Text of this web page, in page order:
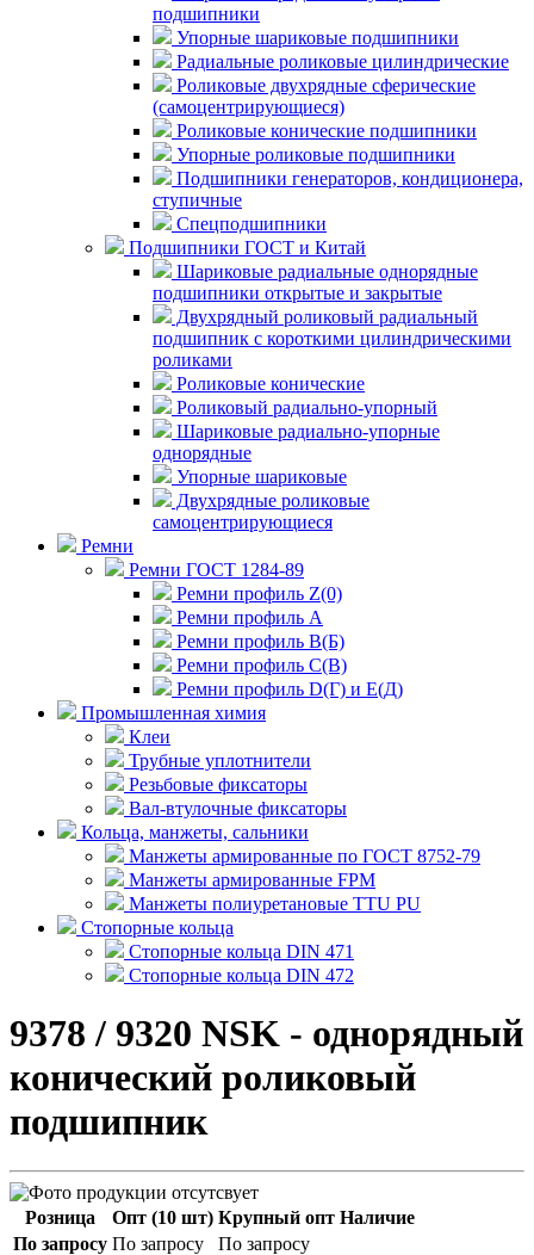
подшипники
Упорные шариковые подшипники
Радиальные роликовые цилиндрические
Роликовые двухрядные сферические
(самоцентрирующиеся)
Роликовые конические подшипники
Упорные роликовые подшипники
Подшипники генераторов, кондиционера,
ступичные
Спецподшипники
Подшипники ГОСТ и Китай
Шариковые радиальные однорядные
подшипники открытые и закрытые
Двухрядный роликовый радиальный
подшипник с короткими цилиндрическими
роликами
Роликовые конические
Роликовый радиально-упорный
Шариковые радиально-упорные
однорядные
Упорные шариковые
Двухрядные роликовые
самоцентрирующиеся
Ремни
Ремни ГОСТ 1284-89
Ремни профиль Z(0)
Ремни профиль А
Ремни профиль В(Б)
Ремни профиль С(В)
Ремни профиль D(Г) и E(Д)
Промышленная химия
Клеи
Трубные уплотнители
Резьбовые фиксаторы
Вал-втулочные фиксаторы
Кольца, манжеты, сальники
Манжеты армированные по ГОСТ 8752-79
Манжеты армированные FPM
Манжеты полиуретановые TTU PU
Стопорные кольца
Стопорные кольца DIN 471
Стопорные кольца DIN 472
9378 / 9320 NSK - однорядный
конический роликовый
подшипник
Розница Опт (10 шт) Крупный опт Наличие
По запросу По запросу По запросу